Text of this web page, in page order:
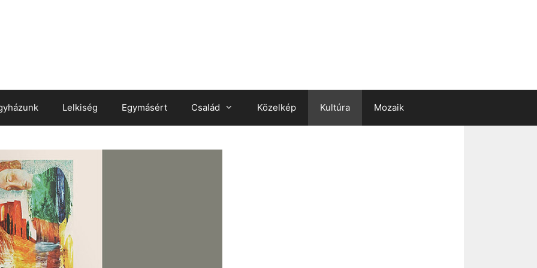
Lelkiség Egymásért Család Közelkép Kultúra Mozaik